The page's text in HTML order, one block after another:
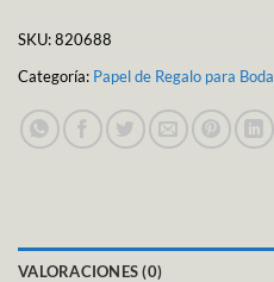
SKU:820688
Categoría: Papel de Regalo para Boda
VALORACIONES (0)